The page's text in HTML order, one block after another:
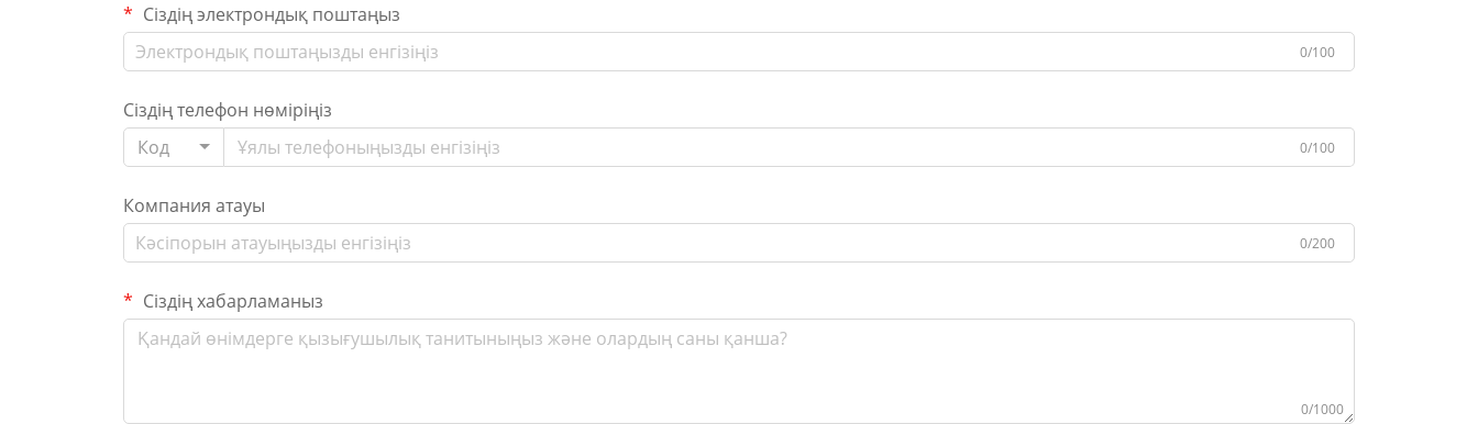
Сіздің электрондық поштаңыз
0/100
Сіздің телефон нөміріңіз
Код
0/100
Компания атауы
0/200
Сіздің хабарламаныз
0/1000